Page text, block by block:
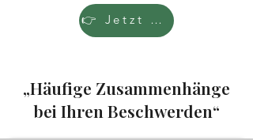
👉 Jetzt Klarheit gewinnen
„Häufige Zusammenhänge
bei Ihren Beschwerden“